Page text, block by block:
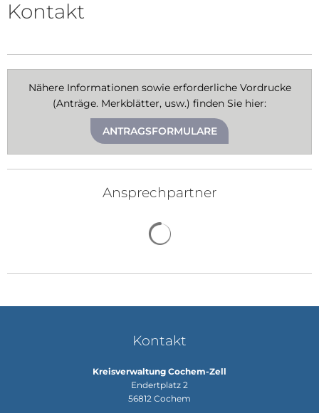
Kontakt
Nähere Informationen sowie erforderliche Vordrucke
(Anträge. Merkblätter, usw.) finden Sie hier:
ANTRAGSFORMULARE
Ansprechpartner
Kontakt
Kreisverwaltung Cochem-Zell
Endertplatz 2
56812 Cochem